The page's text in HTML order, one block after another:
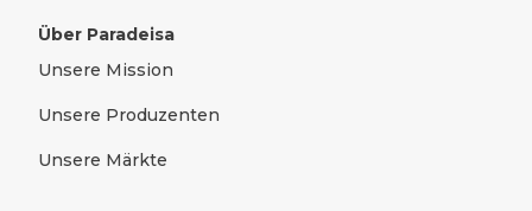
Über Paradeisa
Unsere Mission
Unsere Produzenten
Unsere Märkte